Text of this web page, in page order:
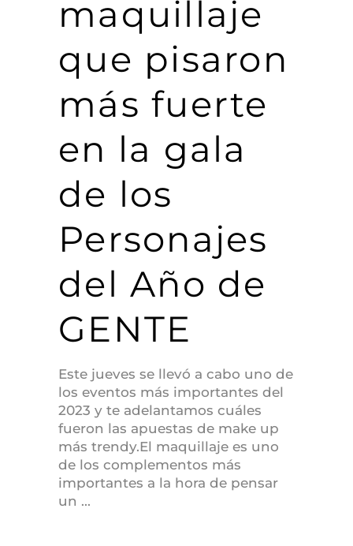
maquillaje
que pisaron
más fuerte
en la gala
de los
Personajes
del Año de
GENTE
Este jueves se llevó a cabo uno de
los eventos más importantes del
2023 y te adelantamos cuáles
fueron las apuestas de make up
más trendy.El maquillaje es uno
de los complementos más
importantes a la hora de pensar
un